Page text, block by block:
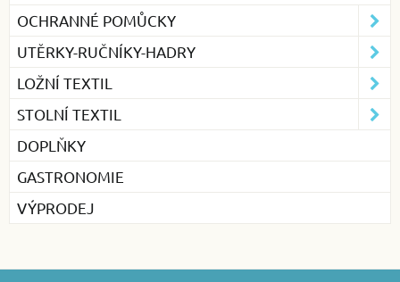
OCHRANNÉ POMŮCKY
UTĚRKY-RUČNÍKY-HADRY
LOŽNÍ TEXTIL
STOLNÍ TEXTIL
DOPLŇKY
GASTRONOMIE
VÝPRODEJ